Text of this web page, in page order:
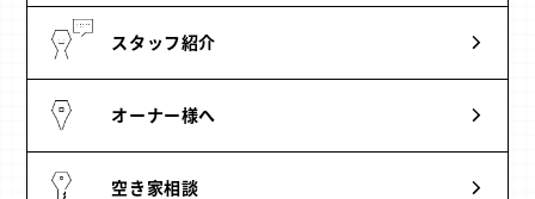
スタッフ紹介
オーナー様へ
空き家相談